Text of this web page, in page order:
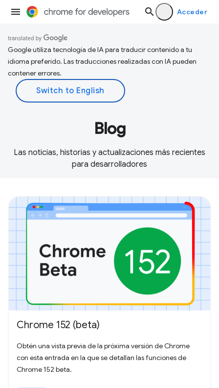
Acceder
Google utiliza tecnología de IA para traducir contenido a tu
idioma preferido. Las traducciones realizadas con IA pueden
contener errores.
Blog
Las noticias, historias y actualizaciones más recientes
para desarrolladores
Chrome 152 (beta)
Obtén una vista previa de la próxima versión de Chrome
con esta entrada en la que se detallan las funciones de
Chrome 152 beta.